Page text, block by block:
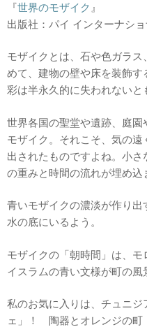
『世界のモザイク 』
出版社：パイ インターナシ
モザイクとは、石や色ガラ
めて、建物の壁や床を装飾
彩は半永久的に失われないと
世界各国の聖堂や遺跡、庭
モザイク。それこそ、気の
出されたものですよね。小
の重みと時間の流れが埋め込
青いモザイクの濃淡が作り
水の底にいるよう。
モザイクの「朝時間」は、モ
イスラムの青い文様が町の風
私のお気に入りは、チュニ
ェ」！ 陶器とオレンジの町